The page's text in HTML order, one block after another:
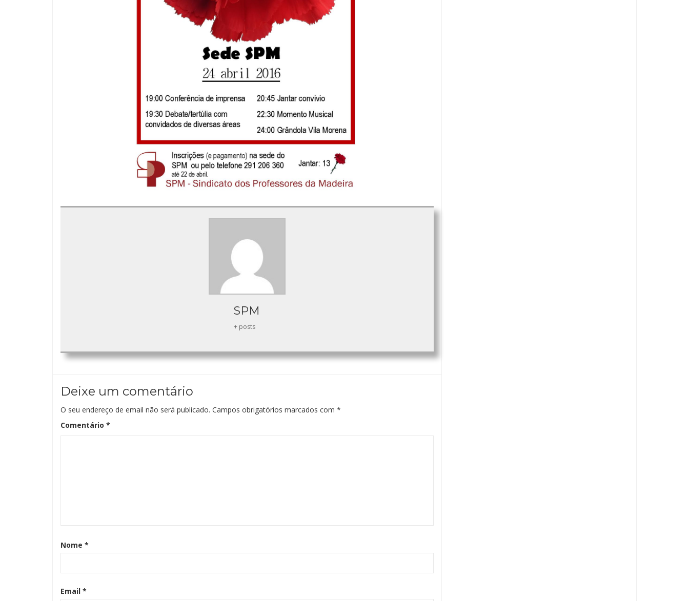
SPM
+ posts
Deixe um comentário
O seu endereço de email não será publicado. Campos obrigatórios marcados com *
Comentário *
Nome *
Email *